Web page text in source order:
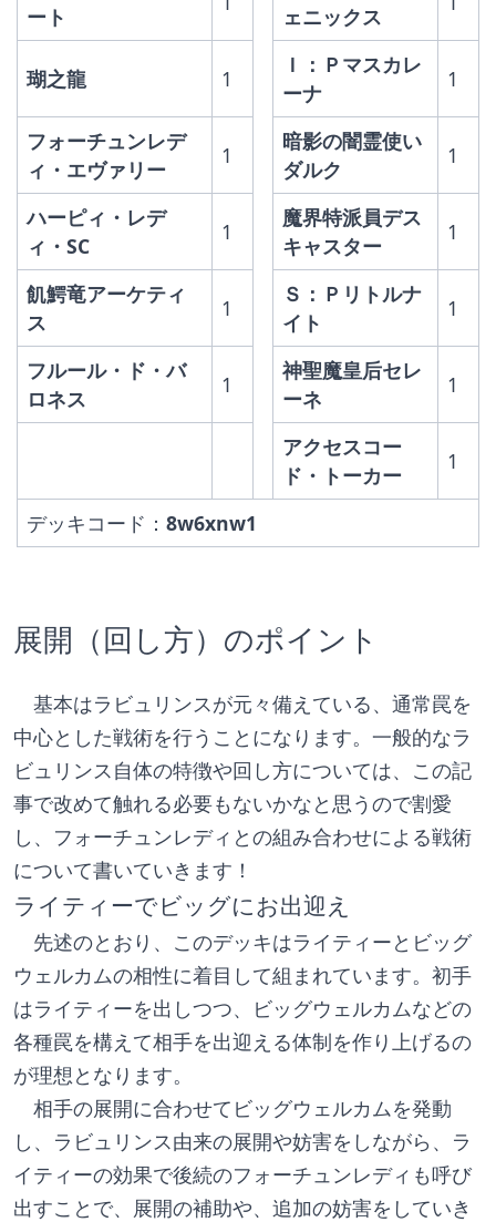
ート
ェニックス
瑚之龍 1
Ｉ：Ｐマスカレ
ーナ
1
フォーチュンレデ
ィ・エヴァリー
1
暗影の闇霊使い
ダルク
1
ハーピィ・レデ
ィ・SC
1
魔界特派員デス
キャスター
1
飢鰐竜アーケティ
ス
1
Ｓ：Ｐリトルナ
イト
1
フルール・ド・バ
ロネス
1
神聖魔皇后セレ
ーネ
1
アクセスコー
ド・トーカー
1
デッキコード： 8w6xnw1
展開（回し方）のポイント
基本はラビュリンスが元々備えている、通常罠を
中心とした戦術を行うことになります。一般的なラ
ビュリンス自体の特徴や回し方については、この記
事で改めて触れる必要もないかなと思うので割愛
し、フォーチュンレディとの組み合わせによる戦術
について書いていきます！
ライティーでビッグにお出迎え
先述のとおり、このデッキはライティーとビッグ
ウェルカムの相性に着目して組まれています。初手
はライティーを出しつつ、ビッグウェルカムなどの
各種罠を構えて相手を出迎える体制を作り上げるの
が理想となります。
相手の展開に合わせてビッグウェルカムを発動
し、ラビュリンス由来の展開や妨害をしながら、ラ
イティーの効果で後続のフォーチュンレディも呼び
出すことで、展開の補助や、追加の妨害をしていき